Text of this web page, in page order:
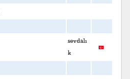
sevdalı
k